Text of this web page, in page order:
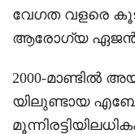
വേഗത വളരെ
ആരോഗ്യ
2000-മാണ്ടിൽ
യിലുണ്ടായ